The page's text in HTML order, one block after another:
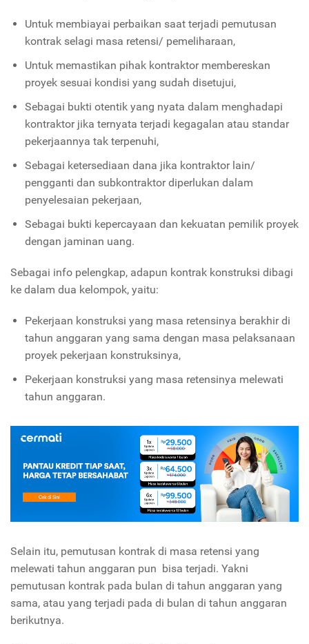
Untuk membiayai perbaikan saat terjadi pemutusan
kontrak selagi masa retensi/ pemeliharaan,
Untuk memastikan pihak kontraktor membereskan
proyek sesuai kondisi yang sudah disetujui,
Sebagai bukti otentik yang nyata dalam menghadapi
kontraktor jika ternyata terjadi kegagalan atau standar
pekerjaannya tak terpenuhi,
Sebagai ketersediaan dana jika kontraktor lain/
pengganti dan subkontraktor diperlukan dalam
penyelesaian pekerjaan,
Sebagai bukti kepercayaan dan kekuatan pemilik proyek
dengan jaminan uang.
Sebagai info pelengkap, adapun kontrak konstruksi dibagi
ke dalam dua kelompok, yaitu:
Pekerjaan konstruksi yang masa retensinya berakhir di
tahun anggaran yang sama dengan masa pelaksanaan
proyek pekerjaan konstruksinya,
Pekerjaan konstruksi yang masa retensinya melewati
tahun anggaran.
Selain itu, pemutusan kontrak di masa retensi yang
melewati tahun anggaran pun bisa terjadi. Yakni
pemutusan kontrak pada bulan di tahun anggaran yang
sama, atau yang terjadi pada di bulan di tahun anggaran
berikutnya.